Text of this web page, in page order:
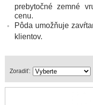
prebytočné zemné
cenu.
Pôda umožňuje
klientov.
Zoradiť: